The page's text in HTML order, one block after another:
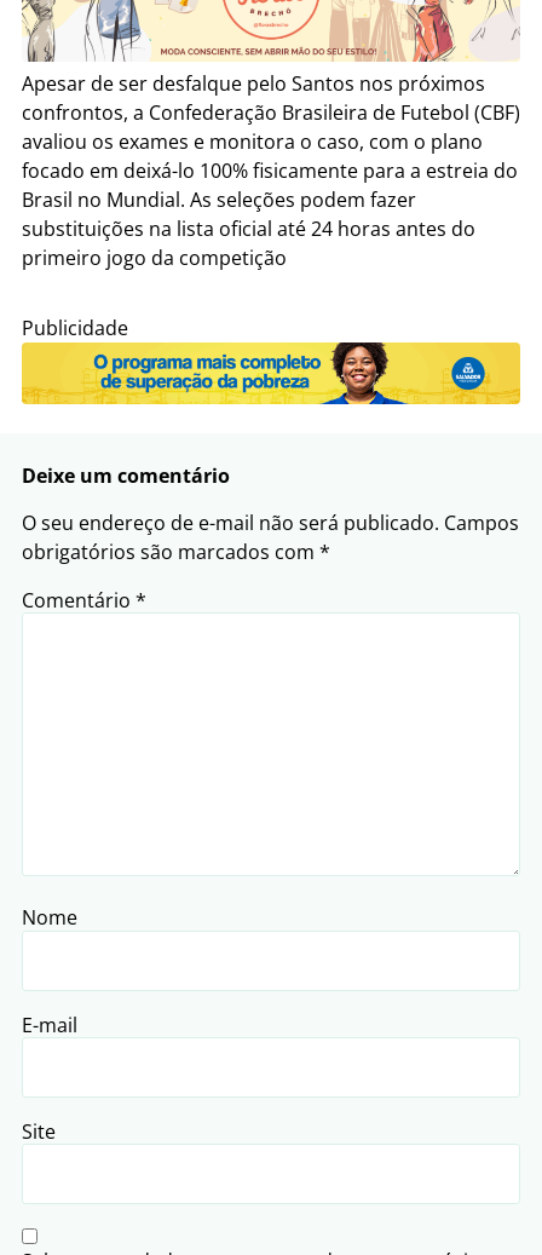
Apesar de ser desfalque pelo Santos nos próximos
confrontos, a Confederação Brasileira de Futebol (CBF)
avaliou os exames e monitora o caso, com o plano
focado em deixá-lo 100% fisicamente para a estreia do
Brasil no Mundial. As seleções podem fazer
substituições na lista oficial até 24 horas antes do
primeiro jogo da competição
Publicidade
Deixe um comentário
O seu endereço de e-mail não será publicado. Campos
obrigatórios são marcados com *
Comentário *
Nome
E-mail
Site